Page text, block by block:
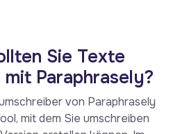
Sie Texte
Paraphrasely?
von Paraphrasely
mit dem Sie umschreiben